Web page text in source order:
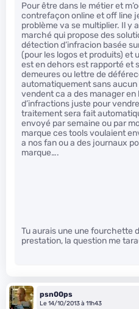
Pour être dans le métier et
contrefaçon online et off line
problème va se multiplier. Il y
marché qui propose des
détection d’infracion basée
(pour les logos et produits) et
est en dehors est rapporté et
demeures ou lettre de
automatiquement sans
vendent ca a des manager
d’infractions juste pour
traitement sera fait
envoyé par semaine ou par
marque ces tools voulaient
a nos fan ou a des journaux
marque….
Tu aurais une une fourchette
prestation, la question me
psn00ps
Le 14/10/2013 à 11h43